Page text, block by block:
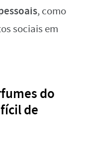
, como
sociais em
do
de